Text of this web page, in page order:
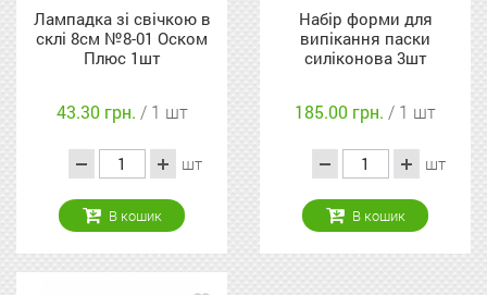
Лампадка зі свічкою в
склі 8см №8-01 Оском
Плюс 1шт
43.30 грн. / 1 шт
шт
В кошик
Набір форми для
випікання паски
силіконова 3шт
185.00 грн. / 1 шт
шт
В кошик